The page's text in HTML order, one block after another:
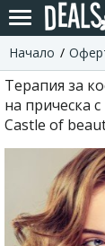
Начало
Терапия за
на прическа
Castle of